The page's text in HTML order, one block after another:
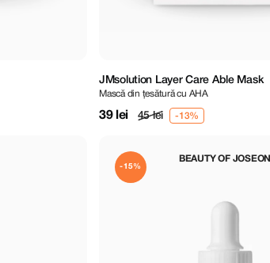
JMsolution Layer Care Able Mask
Mască din țesătură cu AHA
39 lei 45 lei
BEAUTY OF JOSEON
-15%